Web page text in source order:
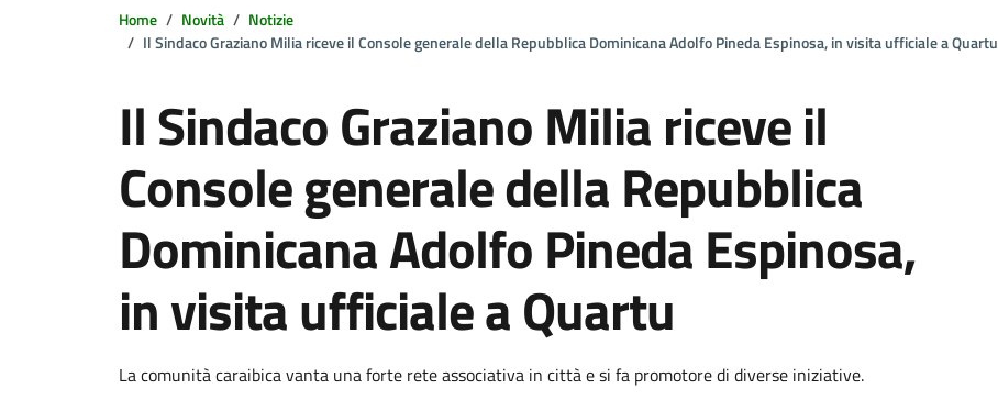
Home Novità
Notizie
Il Sindaco Graziano Milia riceve il Console generale della Repubblica Dominicana Adolfo Pineda Espinosa, in visita ufficiale a Quartu
Il Sindaco Graziano Milia riceve il
Console generale della Repubblica
Dominicana Adolfo Pineda Espinosa,
in visita ufficiale a Quartu
Dettagli della notizia
La comunità caraibica vanta una forte rete associativa in città e si fa promotore di diverse iniziative.